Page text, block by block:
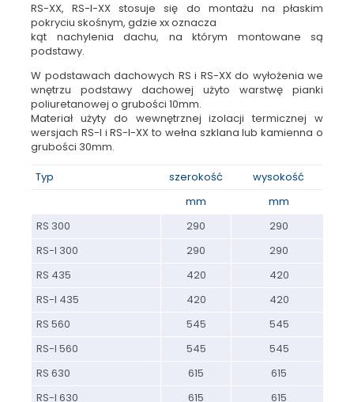
RS-XX, RS-I-XX stosuje się do montażu na płaskim
pokryciu skośnym, gdzie xx oznacza
kąt nachylenia dachu, na którym montowane są
podstawy.
W podstawach dachowych RS i RS-XX do wyłożenia we
wnętrzu podstawy dachowej użyto warstwę pianki
poliuretanowej o grubości 10mm.
Materiał użyty do wewnętrznej izolacji termicznej w
wersjach RS-I i RS-I-XX to wełna szklana lub kamienna o
grubości 30mm.
Typ
szerokość
wysokość
mm
mm
RS 300
290
290
RS-I 300
290
290
RS 435
420
420
RS-I 435
420
420
RS 560
545
545
RS-I 560
545
545
RS 630
615
615
RS-I 630
615 615